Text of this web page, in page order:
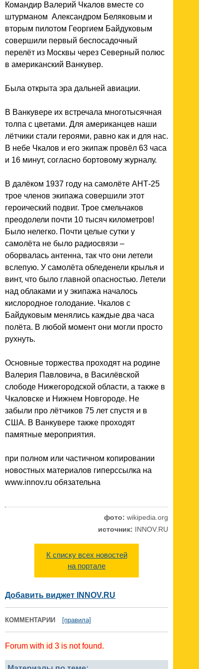
Командир Валерий Чкалов вместе со
штурманом Александром Беляковым и
вторым пилотом Георгием Байдуковым
совершили первый беспосадочный
перелёт из Москвы через Северный полюс
в американский Ванкувер.
Была открыта эра дальней авиации.
В Ванкувере их встречала многотысячная
толпа с цветами. Для американцев наши
лётчики стали героями, равно как и для нас.
В небе Чкалов и его экипаж провёл 63 часа
и 16 минут, согласно бортовому журналу.
В далёком 1937 году на самолёте АНТ-25
трое членов экипажа совершили этот
героический подвиг. Трое смельчаков
преодолели почти 10 тысяч километров!
Было нелегко. Почти целые сутки у
самолёта не было радиосвязи –
оборвалась антенна, так что они летели
вслепую. У самолёта обледенели крылья и
винт, что было главной опасностью. Летели
над облаками и у экипажа началось
кислородное голодание. Чкалов с
Байдуковым менялись каждые два часа
полёта. В любой момент они могли просто
рухнуть.
Основные торжества проходят на родине
Валерия Павловича, в Василёвской
слободе Нижегородской области, а также в
Чкаловске и Нижнем Новгороде. Не
забыли про лётчиков 75 лет спустя и в
США. В Ванкувере также проходят
памятные мероприятия.
при полном или частичном копировании
новостных материалов гиперссылка на
www.innov.ru обязательна
фото: wikipedia.org
источник: INNOV.RU
К списку всех новостей
на портале
Добавить виджет INNOV.RU
КОММЕНТАРИИ [правила]
Forum with id 3 is not found.